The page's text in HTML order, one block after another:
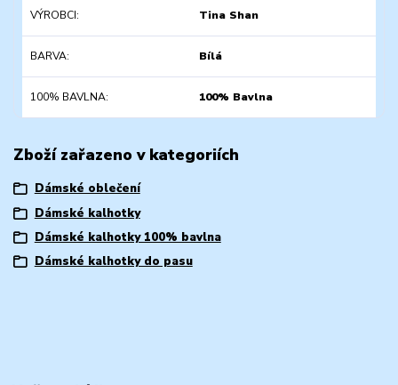
VÝROBCI Tina Shan
BARVA Bílá
100% BAVLNA 100% Bavlna
Zboží zařazeno v kategoriích
Dámské oblečení
Dámské kalhotky
Dámské kalhotky 100% bavlna
Dámské kalhotky do pasu